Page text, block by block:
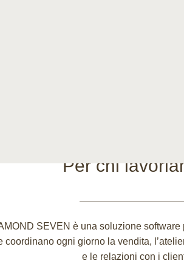
Per chi
SEVEN è una soluzione
coordinano ogni giorno la vendita,
e le relazioni con i